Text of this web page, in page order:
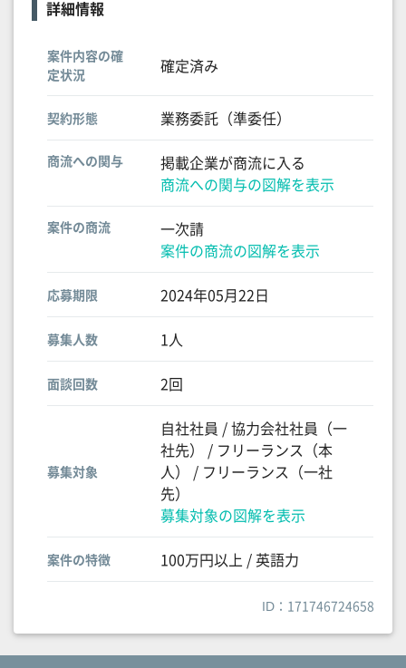
詳細情報
案件内容の確
定状況
確定済み
契約形態 業務委託（準委任）
商流への関与
掲載企業が商流に入る
商流への関与の図解を表示
案件の商流
一次請
案件の商流の図解を表示
応募期限 2024年05月22日
募集人数 1人
面談回数 2回
募集対象
自社社員 / 協力会社社員（一
社先） / フリーランス（本
人） / フリーランス（一社
先）
募集対象の図解を表示
案件の特徴 100万円以上 / 英語力
ID：171746724658